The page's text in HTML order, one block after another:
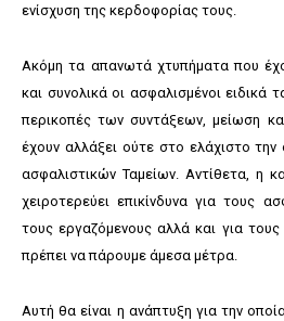
ενίσχυση της κερδοφορίας τους.
Ακόμη τα απανωτά χτυπήματα που
και συνολικά οι ασφαλισμένοι ειδικά
περικοπές των συντάξεων, μείωση
έχουν αλλάξει ούτε στο ελάχιστο
ασφαλιστικών Ταμείων. Αντίθετα, η
χειροτερεύει επικίνδυνα για τους
τους εργαζόμενους αλλά και για
πρέπει να πάρουμε άμεσα μέτρα.
Αυτή θα είναι η ανάπτυξη για την